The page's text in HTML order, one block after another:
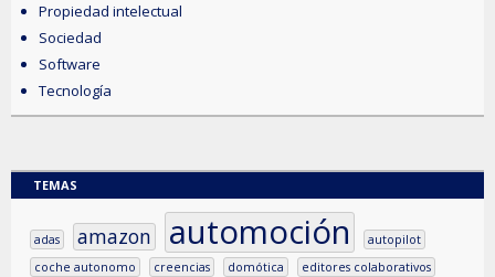
Propiedad intelectual
Sociedad
Software
Tecnología
TEMAS
adas amazon automoción
autopilot
coche autonomo
creencias domótica
editores colaborativos